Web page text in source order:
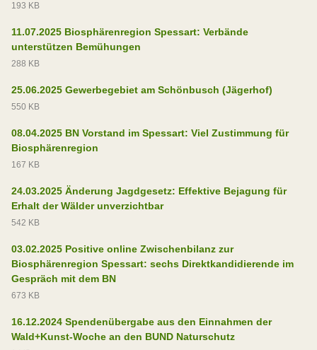
193 KB
11.07.2025 Biosphärenregion Spessart: Verbände
unterstützen Bemühungen
288 KB
25.06.2025 Gewerbegebiet am Schönbusch (Jägerhof)
550 KB
08.04.2025 BN Vorstand im Spessart: Viel Zustimmung für
Biosphärenregion
167 KB
24.03.2025 Änderung Jagdgesetz: Effektive Bejagung für
Erhalt der Wälder unverzichtbar
542 KB
03.02.2025 Positive online Zwischenbilanz zur
Biosphärenregion Spessart: sechs Direktkandidierende im
Gespräch mit dem BN
673 KB
16.12.2024 Spendenübergabe aus den Einnahmen der
Wald+Kunst-Woche an den BUND Naturschutz